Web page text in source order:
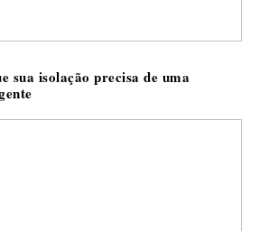
sua isolação precisa de uma